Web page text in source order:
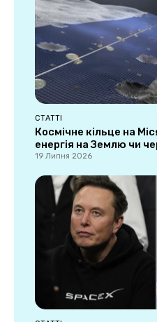
СТАТТІ
Космічне кільце на
енергія на Землю чи
19 Липня 2026